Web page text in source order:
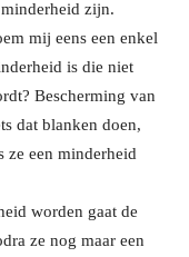
zijn.
mij eens een enkel
is die niet
Bescherming van
dat blanken doen,
ze een minderheid
worden gaat de
ze nog maar een